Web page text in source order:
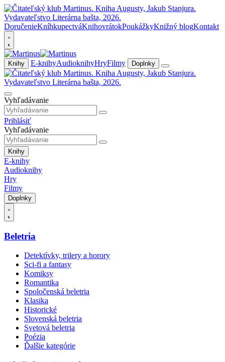
DoručenieKníhkupectváKnihovrátokPoukážkyKnižný blogKontakt
Knihy E-knihyAudioknihyHryFilmy Doplnky
Vyhľadávanie
Prihlásiť
Vyhľadávanie
Knihy
E-knihy
Audioknihy
Hry
Filmy
Doplnky
Beletria
Detektívky, trilery a horory
Sci-fi a fantasy
Komiksy
Romantika
Spoločenská beletria
Klasika
Historické
Slovenská beletria
Svetová beletria
Poézia
Ďalšie kategórie